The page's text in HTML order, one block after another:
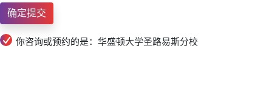
你咨询或预约的是：华盛顿大学圣路易斯分校